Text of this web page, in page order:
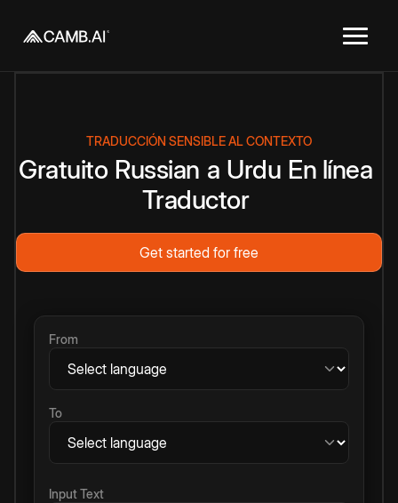
TRADUCCIÓN SENSIBLE AL CONTEXTO
Gratuito Russian a Urdu En línea
Traductor
Get started for free
From
To
Input Text